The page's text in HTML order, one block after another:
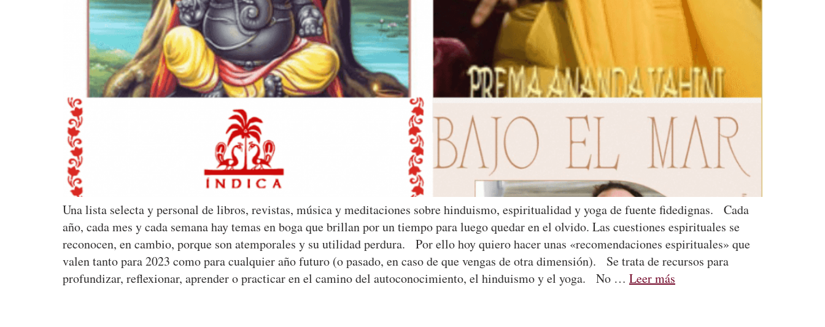
Una lista selecta y personal de libros, revistas, música y meditaciones sobre hinduismo, espiritualidad y yoga de fuente fidedignas. Cada
año, cada mes y cada semana hay temas en boga que brillan por un tiempo para luego quedar en el olvido. Las cuestiones espirituales se
reconocen, en cambio, porque son atemporales y su utilidad perdura. Por ello hoy quiero hacer unas «recomendaciones espirituales» que
valen tanto para 2023 como para cualquier año futuro (o pasado, en caso de que vengas de otra dimensión). Se trata de recursos para
profundizar, reflexionar, aprender o practicar en el camino del autoconocimiento, el hinduismo y el yoga. No … Leer más